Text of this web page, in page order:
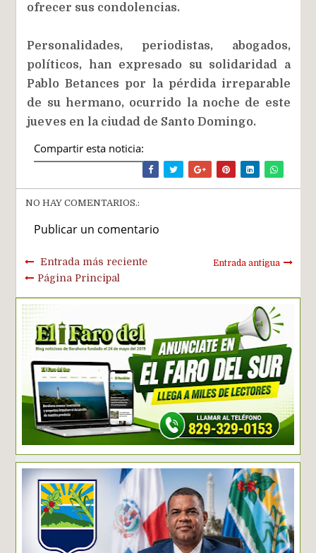
ofrecer sus condolencias.
Personalidades, periodistas, abogados,
políticos, han expresado su solidaridad a
Pablo Betances por la pérdida irreparable
de su hermano, ocurrido la noche de este
jueves en la ciudad de Santo Domingo.
Compartir esta noticia:
NO HAY COMENTARIOS.:
Publicar un comentario
Entrada más reciente Entrada antigua
Página Principal